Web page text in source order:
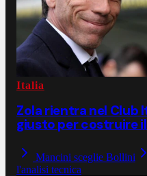
Italia
Zola rientra nel Club
giusto per costruire
Mancini sceglie Bollini
l'analisi tecnica